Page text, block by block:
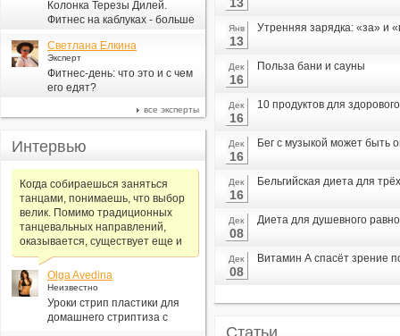
Янв
13
Утренняя зарядка: «за» и
Дек
16
Польза бани и сауны
Дек
16
10 продуктов для
Дек
16
Бег с музыкой может быть
Дек
16
Бельгийская диета для
Дек
08
Диета для душевного
Дек
08
Витамин А спасёт зрение
Статьи
Колонка Терезы Дилей.
Фитнес на каблуках - больше
Светлана Елкина
Эксперт
Фитнес-день: что это и с чем
его едят?
все эксперты
Интервью
Когда собираешься заняться
танцами, понимаешь, что выбор
велик. Помимо традиционных
танцевальных направлений,
оказывается, существует еще и
Olga Avedina
Неизвестно
Уроки стрип пластики для
домашнего стриптиза с